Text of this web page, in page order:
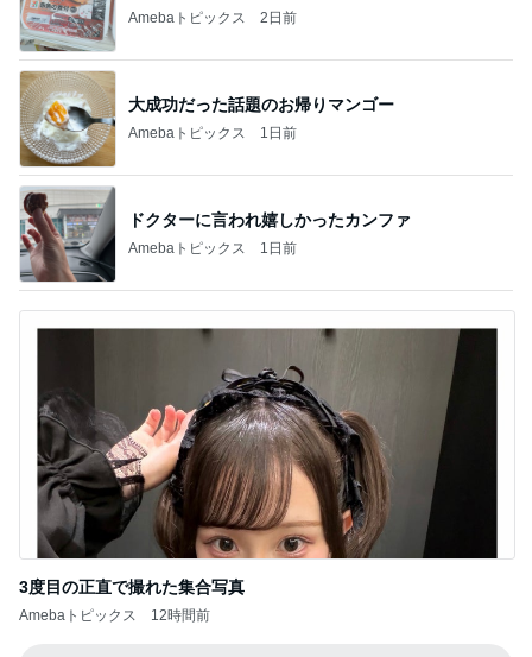
Amebaトピックス 2日前
大成功だった話題のお帰りマンゴー
Amebaトピックス 1日前
ドクターに言われ嬉しかったカンファ
Amebaトピックス 1日前
3度目の正直で撮れた集合写真
Amebaトピックス 12時間前